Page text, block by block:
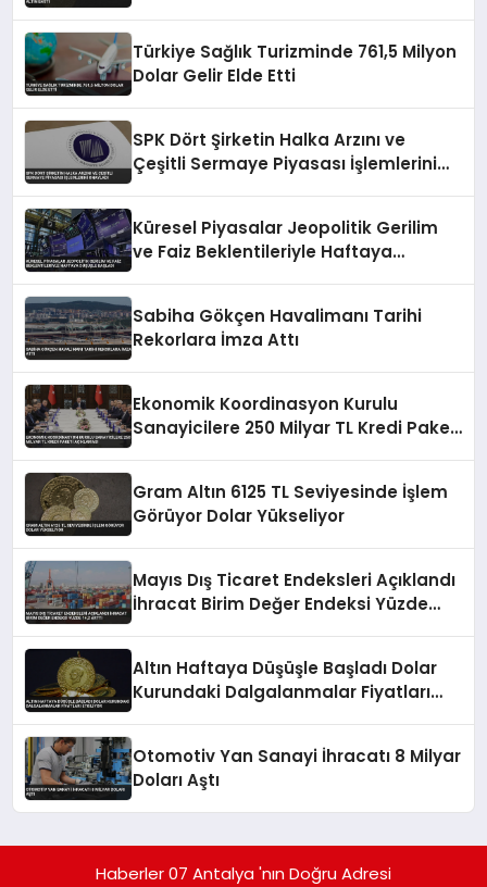
Türkiye Sağlık Turizminde 761,5 Milyon
Dolar Gelir Elde Etti
SPK Dört Şirketin Halka Arzını ve
Çeşitli Sermaye Piyasası İşlemlerini
Küresel Piyasalar Jeopolitik Gerilim
ve Faiz Beklentileriyle Haftaya
Sabiha Gökçen Havalimanı Tarihi
Rekorlara İmza Attı
Ekonomik Koordinasyon Kurulu
Sanayicilere 250 Milyar TL Kredi Paketi
Gram Altın 6125 TL Seviyesinde İşlem
Görüyor Dolar Yükseliyor
Mayıs Dış Ticaret Endeksleri Açıklandı
İhracat Birim Değer Endeksi Yüzde
Altın Haftaya Düşüşle Başladı Dolar
Kurundaki Dalgalanmalar Fiyatları
Otomotiv Yan Sanayi İhracatı 8 Milyar
Doları Aştı
Haberler 07 Antalya 'nın Doğru Adresi